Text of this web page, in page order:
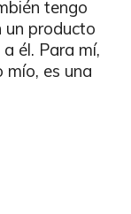
tengo
un producto
él. Para mí,
es una